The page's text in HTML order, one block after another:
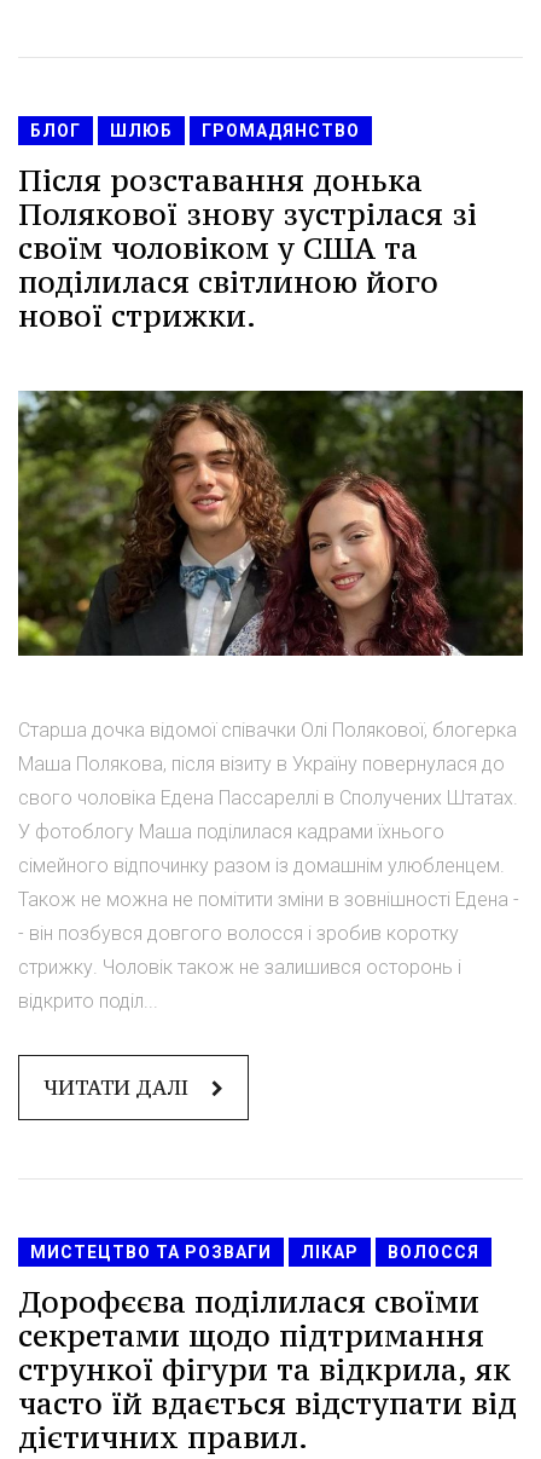
БЛОГ ШЛЮБ ГРОМАДЯНСТВО
Після розставання донька
Полякової знову зустрілася зі
своїм чоловіком у США та
поділилася світлиною його
нової стрижки.
Старша дочка відомої співачки Олі Полякової, блогерка
Маша Полякова, після візиту в Україну повернулася до
свого чоловіка Едена Пассареллі в Сполучених Штатах.
У фотоблогу Маша поділилася кадрами їхнього
сімейного відпочинку разом із домашнім улюбленцем.
Також не можна не помітити зміни в зовнішності Едена -
- він позбувся довгого волосся і зробив коротку
стрижку. Чоловік також не залишився осторонь і
відкрито поділ...
ЧИТАТИ ДАЛІ
МИСТЕЦТВО ТА РОЗВАГИ ЛІКАР ВОЛОССЯ
Дорофєєва поділилася своїми
секретами щодо підтримання
стрункої фігури та відкрила, як
часто їй вдається відступати від
дієтичних правил.